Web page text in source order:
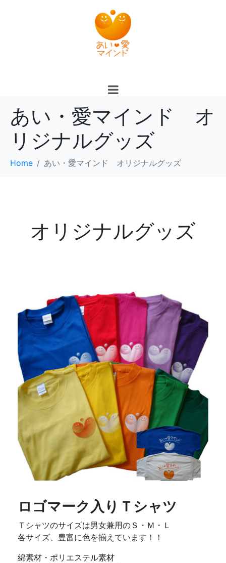
あい・愛マインド オ
リジナルグッズ
Home あい・愛マインド オリジナルグッズ
オリジナルグッズ
ロゴマーク入りＴシャツ
Ｔシャツのサイズは男女兼用のＳ・Ｍ・Ｌ
各サイズ、豊富に色を揃えています！！
綿素材・ポリエステル素材